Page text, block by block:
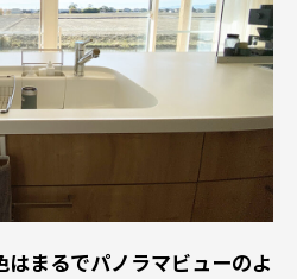
まるでパノラマビューのよ